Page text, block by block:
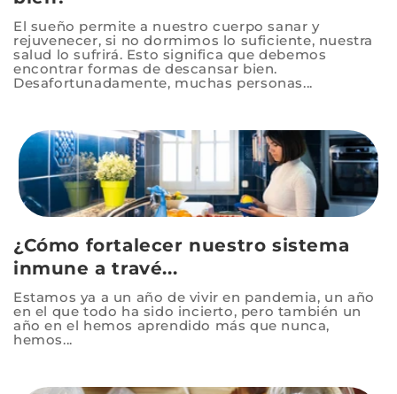
El sueño permite a nuestro cuerpo sanar y
rejuvenecer, si no dormimos lo suficiente, nuestra
salud lo sufrirá. Esto significa que debemos
encontrar formas de descansar bien.
Desafortunadamente, muchas personas...
¿Cómo fortalecer nuestro sistema
inmune a travé...
Estamos ya a un año de vivir en pandemia, un año
en el que todo ha sido incierto, pero también un
año en el hemos aprendido más que nunca,
hemos...